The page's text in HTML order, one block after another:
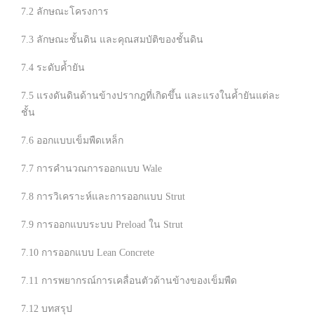
7.2 ลักษณะโครงการ
7.3 ลักษณะชั้นดิน และคุณสมบัติของชั้นดิน
7.4 ระดับค้ำยัน
7.5 แรงดันดินด้านข้างปรากฎที่เกิดขึ้น และแรงในค้ำยันแต่ละ
ชั้น
7.6 ออกแบบเข็มพืดเหล็ก
7.7 การคำนวณการออกแบบ Wale
7.8 การวิเคราะห์และการออกแบบ Strut
7.9 การออกแบบระบบ Preload ใน Strut
7.10 การออกแบบ Lean Concrete
7.11 การพยากรณ์การเคลื่อนตัวด้านข้างของเข็มพืด
7.12 บทสรุป